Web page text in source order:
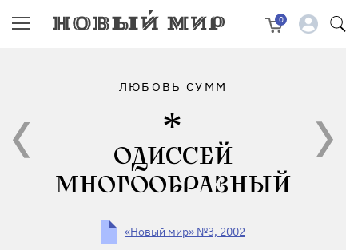
0
ЛЮБОВЬ СУММ
ОДИССЕЙ
МНОГООБРАЗНЫЙ
«Новый мир» №3, 2002